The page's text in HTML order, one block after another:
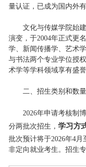
量认证，已成为国内外
文化与传媒学院始
演变，于2004年正式更
学、新闻传播学、艺术
与书法两个专业学位授
术学等学科领域享有盛誉
二、招生类别和数量
2026年申请考核制
分两批次招生， 学习方
批次预计将于2026年4
非定向就业考生。招生